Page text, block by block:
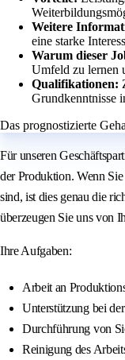
Weitere
eine starke
Warum dieser
Umfeld zu lernen
Qualifikationen:
Grundkenntnisse
Das prognostizierte
Für unseren
der Produktion. Wenn
sind, ist dies genau die
überzeugen Sie uns von
Ihre Aufgaben:
Arbeit an
Unterstützung bei
Durchführung von
Reinigung des